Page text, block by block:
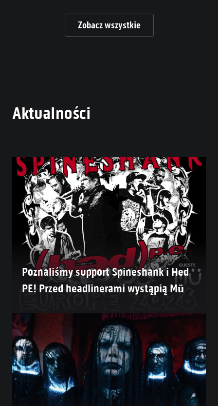
Zobacz wszystkie
Aktualności
Poznaliśmy support Spineshank i Hed
PE! Przed headlinerami wystąpią Mü